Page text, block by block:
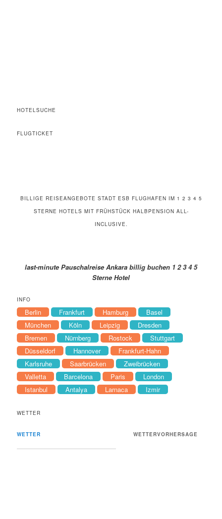
HOTELSUCHE
FLUGTICKET
BILLIGE REISEANGEBOTE STADT ESB FLUGHAFEN IM 1 2 3 4 5
STERNE HOTELS MIT FRÜHSTÜCK HALBPENSION ALL-
INCLUSIVE.
last-minute Pauschalreise Ankara billig buchen 1 2 3 4 5
Sterne Hotel
INFO
Berlin Frankfurt Hamburg
Basel
München
Köln Leipzig
Dresden
Bremen
Nürnberg Rostock
Stuttgart
Düsseldorf
Hannover
Frankfurt-Hahn
Karlsruhe
Saarbrücken
Zweibrücken
Valletta
Barcelona Paris
London
Istanbul
Antalya Larnaca Izmir
WETTER
WETTER WETTERVORHERSAGE